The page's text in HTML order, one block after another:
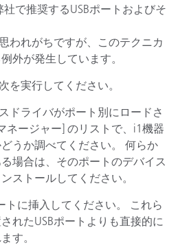
で推奨するUSBポートおよびそ
われがちですが、このテクニカ
外が発生しています。
を実行してください。
ドライバがポート別にロードさ
ネージャー] のリストで、i1機器
うか調べてください。 何らか
場合は、そのポートのデバイス
ストールしてください。
トに挿入してください。 これら
れたUSBポートよりも直接的に
す。